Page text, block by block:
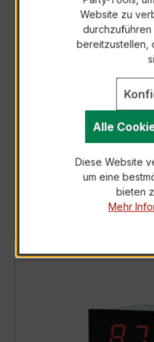
M1-
Art. Nr.: M1-
Website zu
durchzuführen
bereitzustellen,
Alle
Diese Website
um eine
bieten
Mehr